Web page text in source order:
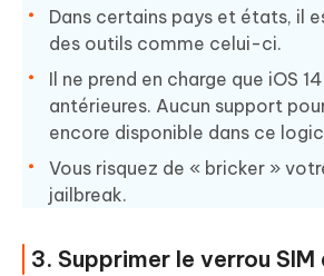
Dans certains pays et états, il
des outils comme celui-ci.
Il ne prend en charge que iOS
antérieures. Aucun support
encore disponible dans ce
Vous risquez de « bricker »
jailbreak.
3. Supprimer le verrou SIM